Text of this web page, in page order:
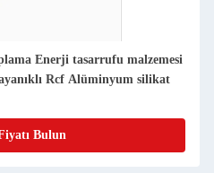
Enerji tasarrufu malzemesi
Rcf Alüminyum silikat
Bulun